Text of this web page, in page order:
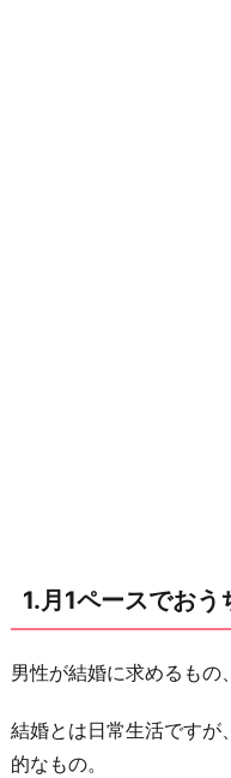
ま
に
手
理
を
1.月1ペースでおう
男性が結婚に求めるもの
結婚とは日常生活ですが
的なもの。